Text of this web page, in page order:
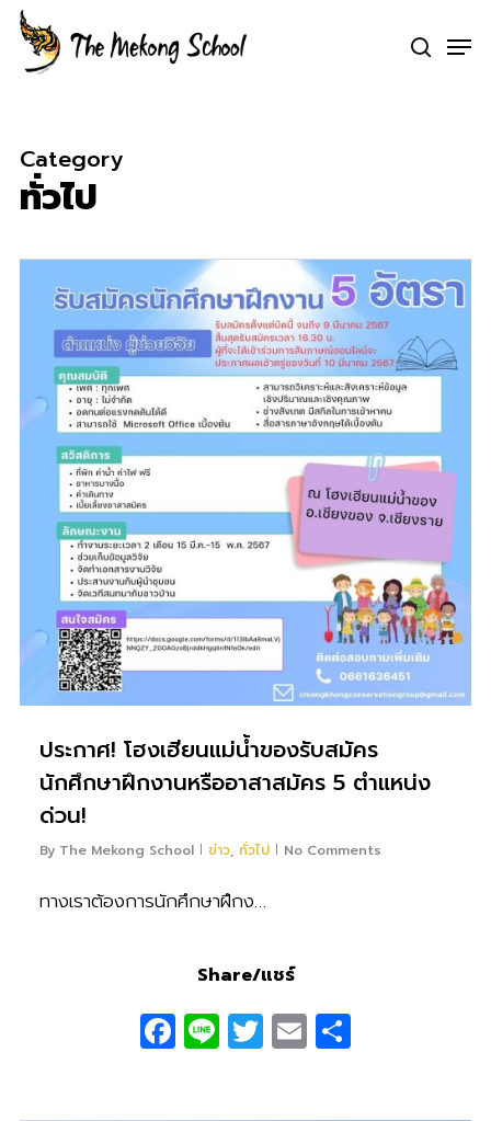
Skip
main
search
Category
ทั่วไป
ประกาศ! โฮงเฮียนแม่น้ำของรับสมัคร
นักศึกษาฝึกงานหรืออาสาสมัคร 5 ตำแหน่ง
ด่วน!
By The Mekong School ข่าว, ทั่วไป No Comments
ทางเราต้องการนักศึกษาฝึกง…
Share/แชร์
Facebook
LineTwitter
Email
0